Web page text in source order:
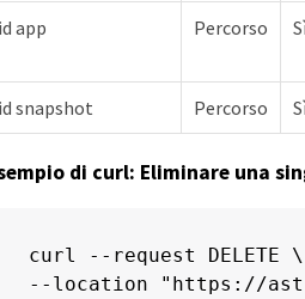
id app Percorso Sì
id snapshot Percorso Sì
di curl: Eliminare una
curl --request DELETE \
--location "https://